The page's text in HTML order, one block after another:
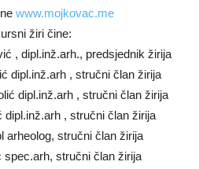
www.mojkovac.me
žiri čine:
, dipl.inž.arh., predsjednik žirija
dipl.inž.arh , stručni član žirija
dipl.inž.arh , stručni član žirija
dipl.inž.arh , stručni član žirija
arheolog, stručni član žirija
stručni član žirija